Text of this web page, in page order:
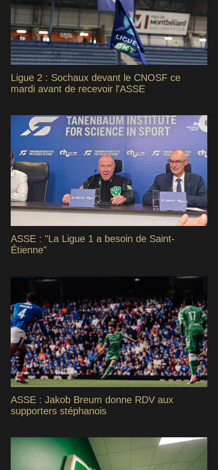
Ligue 2 : Sochaux devant le CNOSF ce
mardi avant de recevoir l'ASSE
ASSE : "La Ligue 1 a besoin de Saint-
Étienne"
ASSE : Jakob Breum donne RDV aux
supporters stéphanois